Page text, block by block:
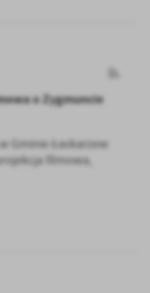
o Zygmuncie
Gminie Łaskarzew
filmowa,